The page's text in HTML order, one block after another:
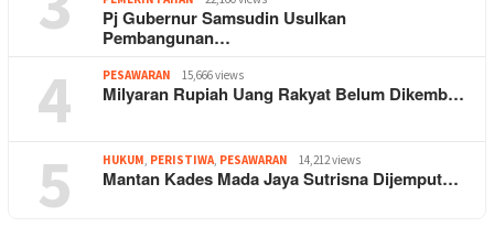
Pj Gubernur Samsudin Usulkan
Pembangunan…
4 PESAWARAN 15,666 views
Milyaran Rupiah Uang Rakyat Belum Dikemb…
5 HUKUM, PERISTIWA, PESAWARAN 14,212 views
Mantan Kades Mada Jaya Sutrisna Dijemput…